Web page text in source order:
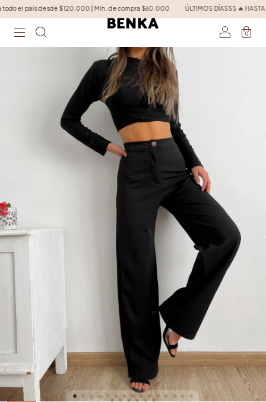
desde $120.000 | Mín. de compra $60.000 ÚLTIMOS DÍASSS 🔥 HASTA 60%
0